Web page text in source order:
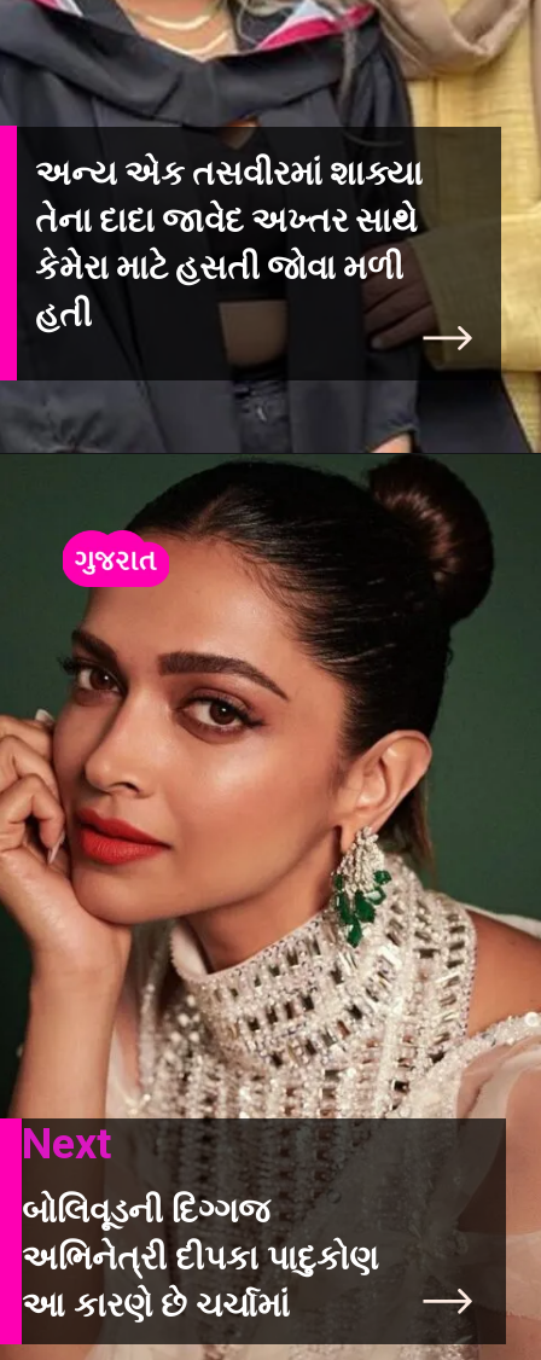
અન્ય એક તસવીરમાં શાક્યા
તેના દાદા જાવેદ અખ્તર સાથે
કેમેરા માટે હસતી જોવા મળી
બોલિવૂડની દિગ્ગજ
અભિનેત્રી દીપકા પાદુકોણ
આ કારણે છે ચર્ચામાં
Next